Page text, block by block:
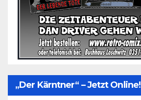
„Der Kärntner“ – Jetzt Online!